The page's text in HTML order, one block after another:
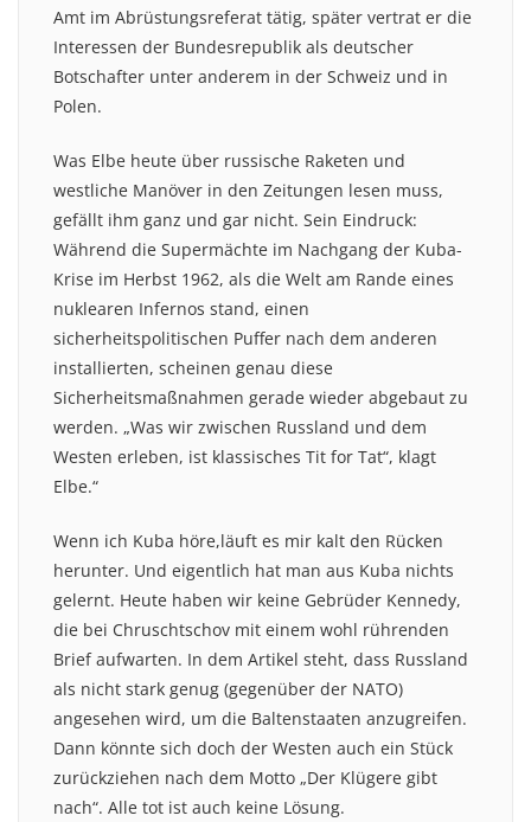
Amt im Abrüstungsreferat tätig, später vertrat er die
Interessen der Bundesrepublik als deutscher
Botschafter unter anderem in der Schweiz und in
Polen.
Was Elbe heute über russische Raketen und
westliche Manöver in den Zeitungen lesen muss,
gefällt ihm ganz und gar nicht. Sein Eindruck:
Während die Supermächte im Nachgang der Kuba-
Krise im Herbst 1962, als die Welt am Rande eines
nuklearen Infernos stand, einen
sicherheitspolitischen Puffer nach dem anderen
installierten, scheinen genau diese
Sicherheitsmaßnahmen gerade wieder abgebaut zu
werden. „Was wir zwischen Russland und dem
Westen erleben, ist klassisches Tit for Tat“, klagt
Elbe.“
Wenn ich Kuba höre,läuft es mir kalt den Rücken
herunter. Und eigentlich hat man aus Kuba nichts
gelernt. Heute haben wir keine Gebrüder Kennedy,
die bei Chruschtschov mit einem wohl rührenden
Brief aufwarten. In dem Artikel steht, dass Russland
als nicht stark genug (gegenüber der NATO)
angesehen wird, um die Baltenstaaten anzugreifen.
Dann könnte sich doch der Westen auch ein Stück
zurückziehen nach dem Motto „Der Klügere gibt
nach“. Alle tot ist auch keine Lösung.